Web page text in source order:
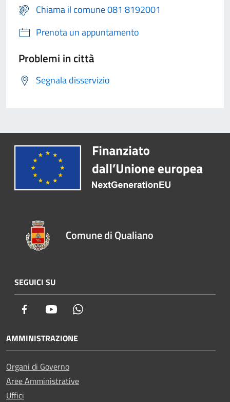
Chiama il comune 081 8192001
Prenota un appuntamento
Problemi in città
Segnala disservizio
Comune di Qualiano
SEGUICI SU
Facebook Youtube
AMMINISTRAZIONE
Organi di Governo
Aree Amministrative
Uffici